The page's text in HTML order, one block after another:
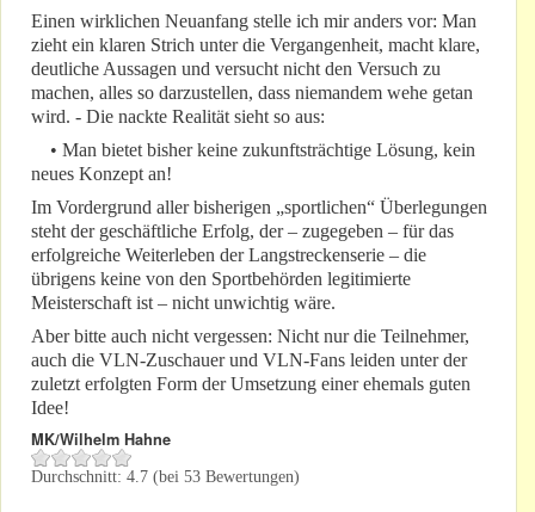
Einen wirklichen Neuanfang stelle ich mir anders vor: Man
zieht ein klaren Strich unter die Vergangenheit, macht klare,
deutliche Aussagen und versucht nicht den Versuch zu
machen, alles so darzustellen, dass niemandem wehe getan
wird. - Die nackte Realität sieht so aus:
• Man bietet bisher keine zukunftsträchtige Lösung, kein
neues Konzept an!
Im Vordergrund aller bisherigen „sportlichen“ Überlegungen
steht der geschäftliche Erfolg, der – zugegeben – für das
erfolgreiche Weiterleben der Langstreckenserie – die
übrigens keine von den Sportbehörden legitimierte
Meisterschaft ist – nicht unwichtig wäre.
Aber bitte auch nicht vergessen: Nicht nur die Teilnehmer,
auch die VLN-Zuschauer und VLN-Fans leiden unter der
zuletzt erfolgten Form der Umsetzung einer ehemals guten
Idee!
MK/Wilhelm Hahne
Durchschnitt: 4.7 (bei 53 Bewertungen)